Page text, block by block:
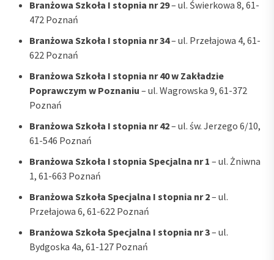
Branżowa Szkoła I stopnia nr 29– ul. Świerkowa 8, 61-
472 Poznań
Branżowa Szkoła I stopnia nr 34– ul. Przełajowa 4, 61-
622 Poznań
Branżowa Szkoła I stopnia nr 40 w Zakładzie
Poprawczym w Poznaniu – ul. Wagrowska 9, 61-372
Poznań
Branżowa Szkoła I stopnia nr 42– ul. św. Jerzego 6/10,
61-546 Poznań
Branżowa Szkoła I stopnia Specjalna nr 1 – ul. Żniwna
1, 61-663 Poznań
Branżowa Szkoła Specjalna I stopnia nr 2– ul.
Przełajowa 6, 61-622 Poznań
Branżowa Szkoła Specjalna I stopnia nr 3– ul.
Bydgoska 4a, 61-127 Poznań